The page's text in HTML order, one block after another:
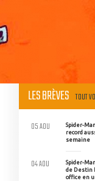
LES BRÈVES TOUT
Spider-
record
semaine
05 AOU
Spider-
de Destin
office en
04 AOU